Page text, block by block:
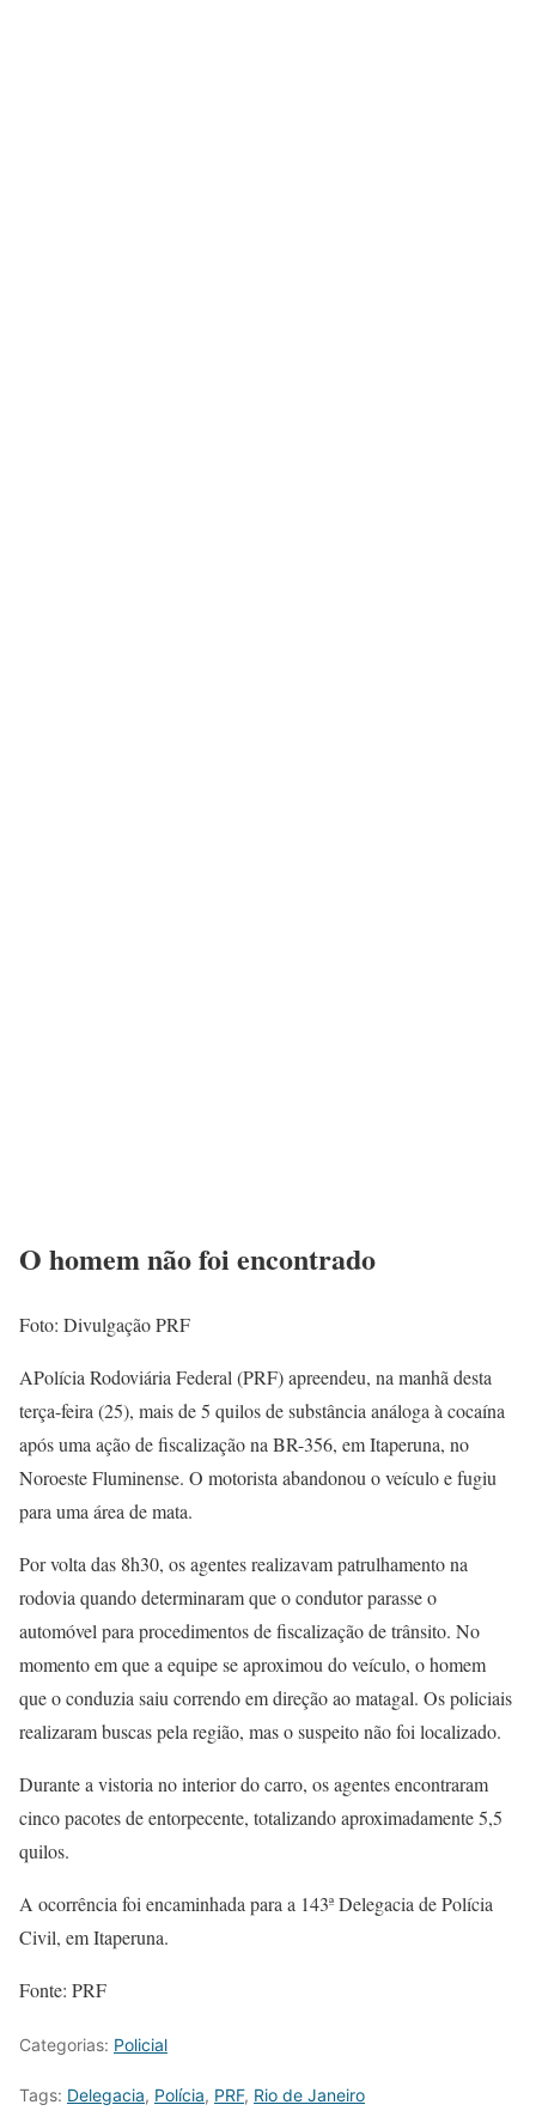
O homem não foi encontrado
Foto: Divulgação PRF
APolícia Rodoviária Federal (PRF) apreendeu, na manhã desta
terça-feira (25), mais de 5 quilos de substância análoga à cocaína
após uma ação de fiscalização na BR-356, em Itaperuna, no
Noroeste Fluminense. O motorista abandonou o veículo e fugiu
para uma área de mata.
Por volta das 8h30, os agentes realizavam patrulhamento na
rodovia quando determinaram que o condutor parasse o
automóvel para procedimentos de fiscalização de trânsito. No
momento em que a equipe se aproximou do veículo, o homem
que o conduzia saiu correndo em direção ao matagal. Os policiais
realizaram buscas pela região, mas o suspeito não foi localizado.
Durante a vistoria no interior do carro, os agentes encontraram
cinco pacotes de entorpecente, totalizando aproximadamente 5,5
quilos.
A ocorrência foi encaminhada para a 143ª Delegacia de Polícia
Civil, em Itaperuna.
Fonte: PRF
Categorias: Policial
Tags: Delegacia, Polícia, PRF, Rio de Janeiro